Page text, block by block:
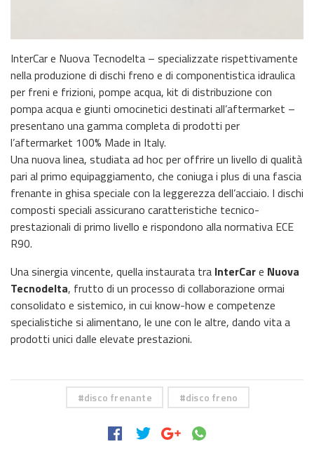
InterCar e Nuova Tecnodelta – specializzate rispettivamente
nella produzione di dischi freno e di componentistica idraulica
per freni e frizioni, pompe acqua, kit di distribuzione con
pompa acqua e giunti omocinetici destinati all’aftermarket –
presentano una gamma completa di prodotti per
l’aftermarket 100% Made in Italy.
Una nuova linea, studiata ad hoc per offrire un livello di qualità
pari al primo equipaggiamento, che coniuga i plus di una fascia
frenante in ghisa speciale con la leggerezza dell’acciaio. I dischi
composti speciali assicurano caratteristiche tecnico-
prestazionali di primo livello e rispondono alla normativa ECE
R90.
Una sinergia vincente, quella instaurata tra InterCare Nuova
Tecnodelta, frutto di un processo di collaborazione ormai
consolidato e sistemico, in cui know-how e competenze
specialistiche si alimentano, le une con le altre, dando vita a
prodotti unici dalle elevate prestazioni.
disco frenante disco freno